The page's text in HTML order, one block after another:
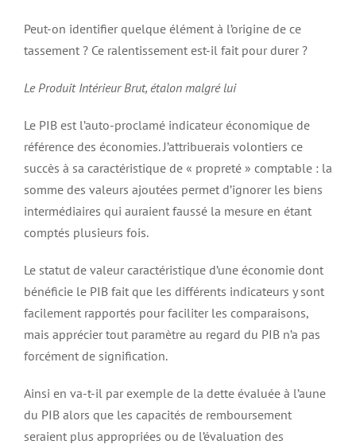
Peut-on identifier quelque élément à l’origine de ce
tassement ? Ce ralentissement est-il fait pour durer ?
Le Produit Intérieur Brut, étalon malgré lui
Le PIB est l’auto-proclamé indicateur économique de
référence des économies. J’attribuerais volontiers ce
succès à sa caractéristique de « propreté » comptable : la
somme des valeurs ajoutées permet d’ignorer les biens
intermédiaires qui auraient faussé la mesure en étant
comptés plusieurs fois.
Le statut de valeur caractéristique d’une économie dont
bénéficie le PIB fait que les différents indicateurs y sont
facilement rapportés pour faciliter les comparaisons,
mais apprécier tout paramètre au regard du PIB n’a pas
forcément de signification.
Ainsi en va-t-il par exemple de la dette évaluée à l’aune
du PIB alors que les capacités de remboursement
seraient plus appropriées ou de l’évaluation des